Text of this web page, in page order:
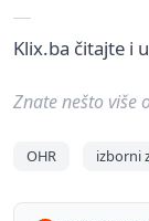
Klix.ba čitajte i
Znate nešto više
OHR izborni